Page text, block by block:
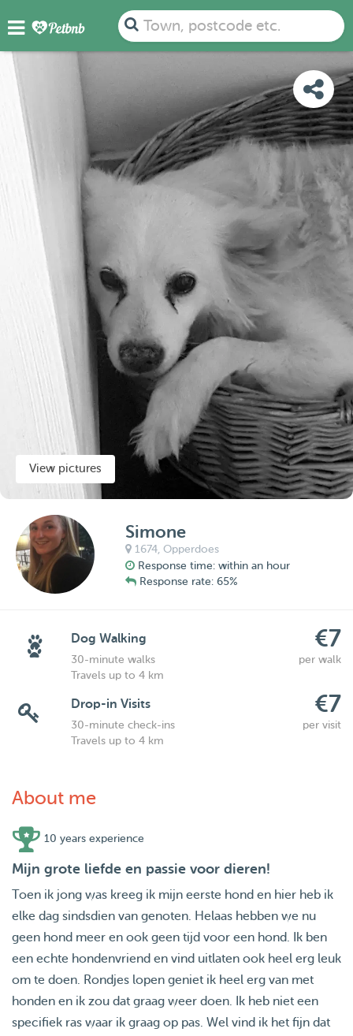
Town, postcode etc.
PHOTOS DETAILS
View pictures
Simone
1674,Opperdoes
Response time: within an hour
Response rate: 65%
Dog Walking €7
30-minute walks
per walk
Travels up to 4 km
Drop-in Visits €7
30-minute check-ins
per visit
Travels up to 4 km
About me
10 years experience
Mijn grote liefde en passie voor dieren!
Toen ik jong was kreeg ik mijn eerste hond en hier heb ik
elke dag sindsdien van genoten. Helaas hebben we nu
geen hond meer en ook geen tijd voor een hond. Ik ben
een echte hondenvriend en vind uitlaten ook heel erg leuk
om te doen. Rondjes lopen geniet ik heel erg van met
honden en ik zou dat graag weer doen. Ik heb niet een
specifiek ras waar ik graag op pas. Wel vind ik het fijn dat